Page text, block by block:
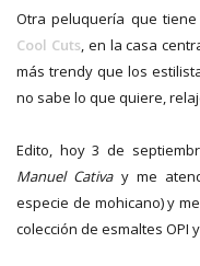
Otra peluquería que
Cool Cuts, en la casa
más trendy que los
no sabe lo que quiere,
Edito, hoy 3 de
Manuel Cativay me
especie de mohicano) y
colección de esmaltes OPI